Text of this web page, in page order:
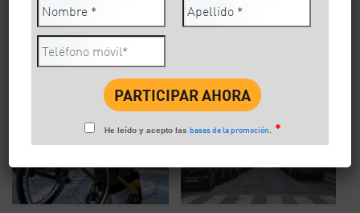
Leer artículo
He leído y acepto las bases de la promoción. *